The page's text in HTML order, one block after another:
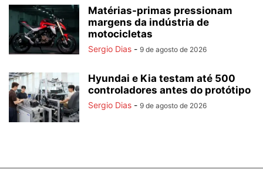
Matérias-primas pressionam
margens da indústria de
motocicletas
Sergio Dias - 9 de agosto de 2026
Hyundai e Kia testam até 500
controladores antes do protótipo
Sergio Dias - 9 de agosto de 2026